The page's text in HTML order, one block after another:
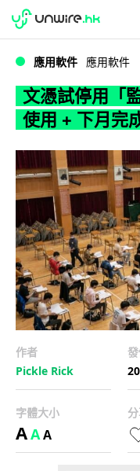
WWDC 2026
應用軟件 應用軟件
文憑試停用「
使用 + 下月完
作者
Pickle Rick
字體大小
AAA